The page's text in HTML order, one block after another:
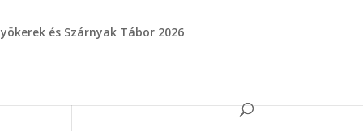
és Szárnyak Tábor 2026